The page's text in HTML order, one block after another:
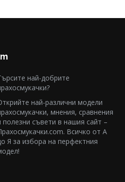
най-добрите
най-различни модели
мнения, сравнения
полезни съвети в нашия сайт –
Всичко от А
Я за избора на перфектния